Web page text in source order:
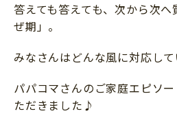
絵本・読み聞かせ
自由研究・工作
本・読書
トラブル
親子でいっしょに
人間関係
おでかけ
家族
答えても答えても、次から次
ぜ期」。
みなさんはどんな風に対応して
パパコマさんのご家庭エピソ
ただきました♪